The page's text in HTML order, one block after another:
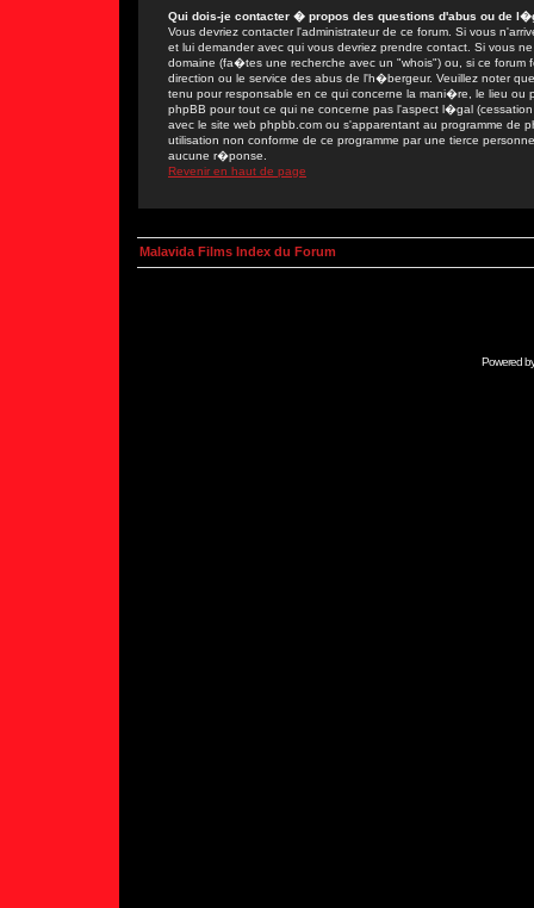
Qui dois-je contacter � propos des questions d'abus ou de
Vous devriez contacter l'administrateur de ce forum. Si vous
et lui demander avec qui vous devriez prendre contact. Si vous
domaine (fa�tes une recherche avec un "whois") ou, si ce
direction ou le service des abus de l'h�bergeur. Veuillez noter
tenu pour responsable en ce qui concerne la mani�re, le lieu
phpBB pour tout ce qui ne concerne pas l'aspect l�gal
avec le site web phpbb.com ou s'apparentant au programme de
utilisation non conforme de ce programme par une tierce
aucune r�ponse.
Revenir en haut de page
Malavida Films Index du Forum
Powered